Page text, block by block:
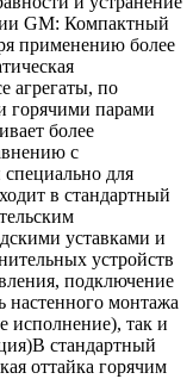
GM: Компактный
применению более
агрегаты, по
горячими парами
более
с
специально для
в стандартный
уставками и
устройств
подключение
настенного монтажа
исполнение), так и
стандартный
оттайка горячим